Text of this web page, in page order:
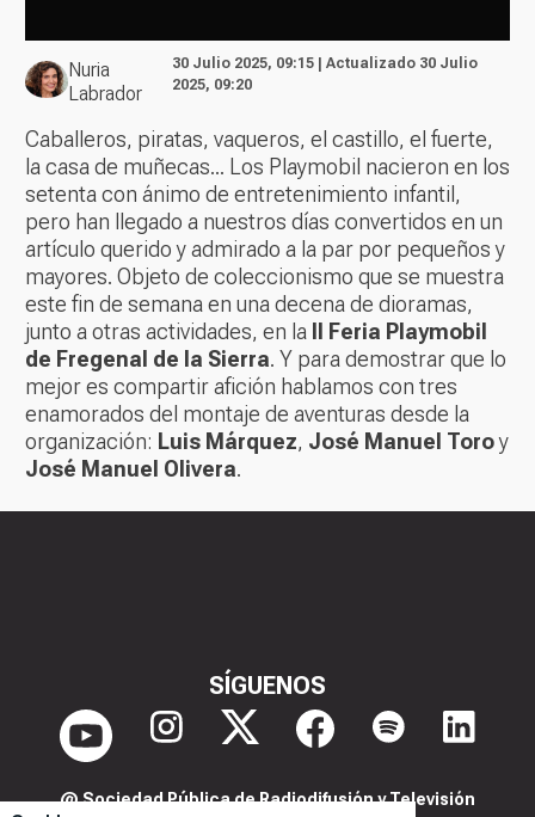
Nuria
Labrador
30 Julio 2025, 09:15 | Actualizado 30 Julio
2025, 09:20
Caballeros, piratas, vaqueros, el castillo, el fuerte,
la casa de muñecas... Los Playmobil nacieron en los
setenta con ánimo de entretenimiento infantil,
pero han llegado a nuestros días convertidos en un
artículo querido y admirado a la par por pequeños y
mayores. Objeto de coleccionismo que se muestra
este fin de semana en una decena de dioramas,
junto a otras actividades, en la
II Feria Playmobil
de Fregenal de la Sierra. Y para demostrar que lo
mejor es compartir afición hablamos con tres
enamorados del montaje de aventuras desde la
organización: Luis Márquez, José Manuel Toroy
José Manuel Olivera.
SÍGUENOS
@ Sociedad Pública de Radiodifusión y Televisión